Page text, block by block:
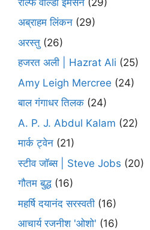
अब्राहम लिंकन (29)
अरस्तु (26)
हजरत अली | Hazrat Ali (25)
Amy Leigh Mercree (24)
बाल गंगाधर तिलक (24)
A. P. J. Abdul Kalam (22)
मार्क ट्वेन (21)
स्टीव जॉब्स | Steve Jobs (20)
गौतम बुद्ध (16)
महर्षि दयानंद सरस्वती (16)
आचार्य रजनीश 'ओशो' (16)